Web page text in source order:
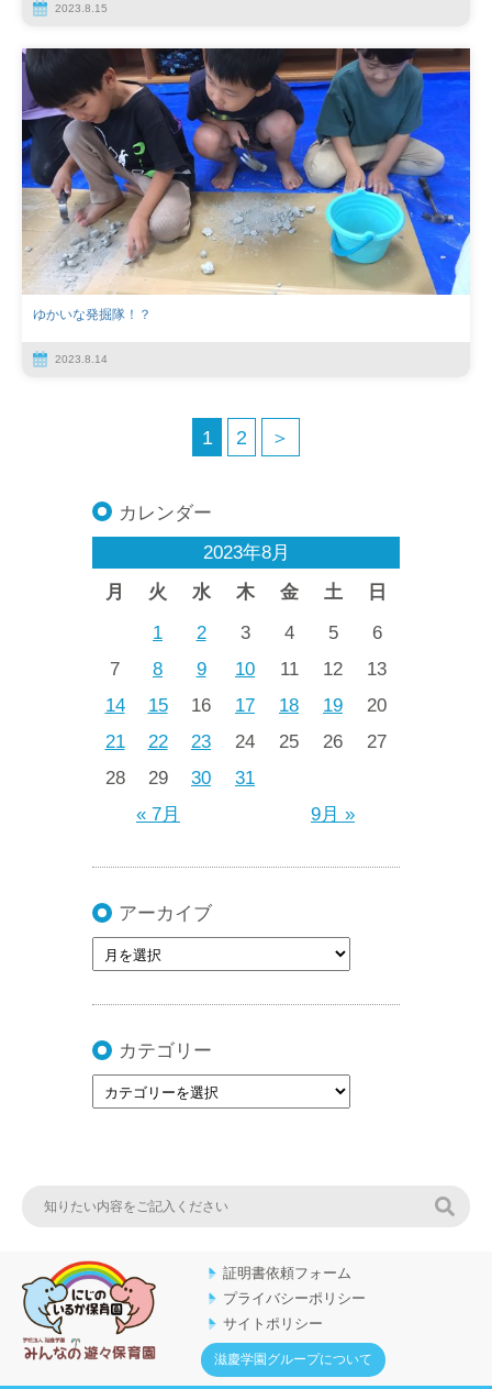
2023.8.15
ゆかいな発掘隊！？
2023.8.14
1 2 ＞
カレンダー
2023年8月
月
火 水 木 金 土 日
« 7月 9月 »
1 2 3 4 5
6
7
8 9 10 11 12
13
14
15 16 17 18 19
20
21
22 23 24 25 26
27
28
29 30 31
アーカイブ
カテゴリー
証明書依頼フォーム
プライバシーポリシー
サイトポリシー
滋慶学園グループについて